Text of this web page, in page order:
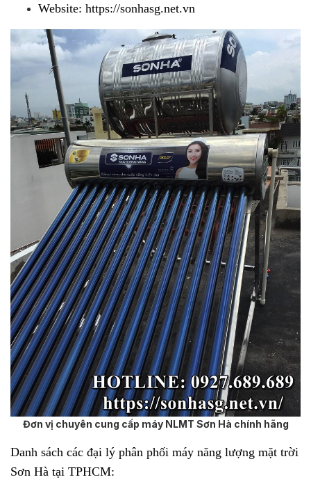
Website: https://sonhasg.net.vn
Đơn vị chuyên cung cấp máy NLMT Sơn Hà chính hãng
Danh sách các đại lý phân phối máy năng lượng mặt trời
Sơn Hà tại TPHCM: